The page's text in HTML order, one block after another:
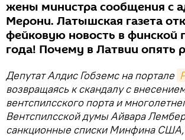
жены министра сообщения с
Мерони. Латышская газета
фейковую новость в финской
года! Почему в Латвии опять
Депутат Алдис Гобземс на портале
возвращаясь к скандалу с
вентспилсского порта и
Вентспилсской думы Айвара
санкционные списки Минфина США,